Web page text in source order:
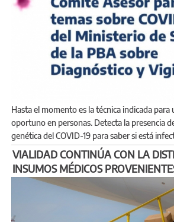
Hasta el momento es la técnica indicada para un diagnóstico
oportuno en personas. Detecta la presencia
genética del COVID-19 para saber si está
VIALIDAD CONTINÚA CON LA
INSUMOS MÉDICOS